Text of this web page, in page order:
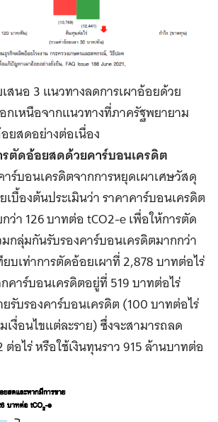
สนอ 3 แนวทางลดการเผาอ้อยด้วย
กเหนือจากแนวทางที่ภาครัฐพยายาม
สดอย่างต่อเนื่อง
รตัดอ้อยสดด้วยคาร์บอนเครดิต
ร์บอนเครดิตจากการหยุดเผาเศษวัสดุ
เบื้องต้นประเมินว่า ราคาคาร์บอนเครดิต
ว่า 126 บาทต่อ tCO2-e เพื่อให้การตัด
กลุ่มกันรับรองคาร์บอนเครดิตมากกว่า
ยบเท่าการตัดอ้อยเผาที่ 2,878 บาทต่อไร่
คาร์บอนเครดิตอยู่ที่ 519 บาทต่อไร่
รับรองคาร์บอนเครดิต (100 บาทต่อไร่
งื่อนไขแต่ละราย) ซึ่งจะสามารถลด
ต่อไร่ หรือใช้เงินทุนราว 915 ล้านบาทต่อ